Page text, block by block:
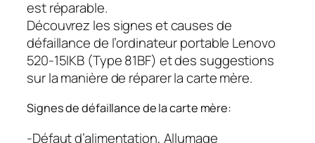
est réparable.
Découvrez les signes et causes de
défaillance de l’ordinateur portable Lenovo
520-15IKB (Type 81BF) et des suggestions
sur la manière de réparer la carte mère.
Signes de défaillance de la carte mère:
-Défaut d’alimentation, Allumage